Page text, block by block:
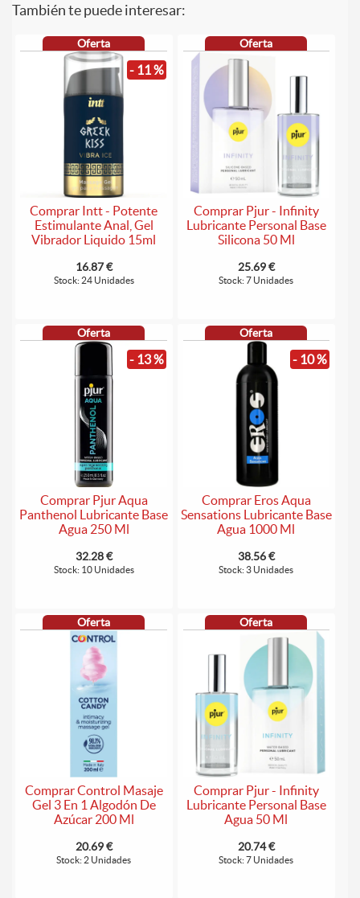
También te puede interesar:
Oferta
- 11 %
Comprar Intt - Potente
Estimulante Anal, Gel
Vibrador Liquido 15ml
16.87 €
Stock: 24 Unidades
Oferta
Comprar Pjur - Infinity
Lubricante Personal Base
Silicona 50 Ml
25.69 €
Stock: 7 Unidades
Oferta
- 13 %
Comprar Pjur Aqua
Panthenol Lubricante Base
Agua 250 Ml
32.28 €
Stock: 10 Unidades
Oferta
- 10 %
Comprar Eros Aqua
Sensations Lubricante Base
Agua 1000 Ml
38.56 €
Stock: 3 Unidades
Oferta
Comprar Control Masaje
Gel 3 En 1 Algodón De
Azúcar 200 Ml
20.69 €
Stock: 2 Unidades
Oferta
Comprar Pjur - Infinity
Lubricante Personal Base
Agua 50 Ml
20.74 €
Stock: 7 Unidades